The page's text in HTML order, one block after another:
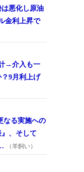
悪化し原油
金利上昇で
→介入も一
9月利上げ
なる実施への
、そして
（羊飼い）